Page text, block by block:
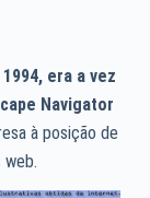
era a vez
Navigator
à posição de
web.